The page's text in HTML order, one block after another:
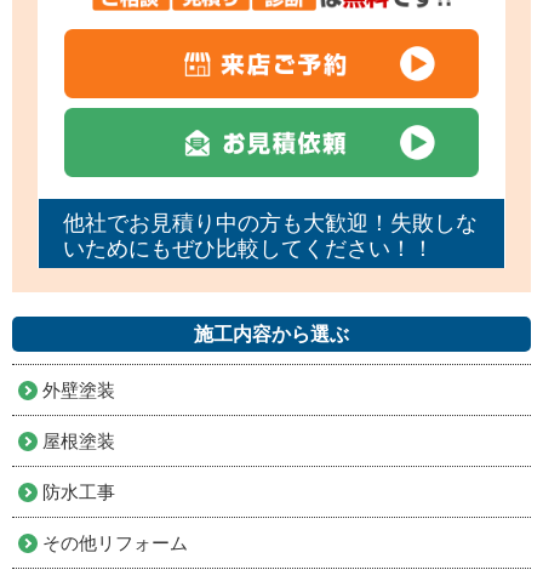
他社でお見積り中の方も大歓迎！失敗しな
いためにもぜひ比較してください！！
施工内容から選ぶ
外壁塗装
屋根塗装
防水工事
その他リフォーム